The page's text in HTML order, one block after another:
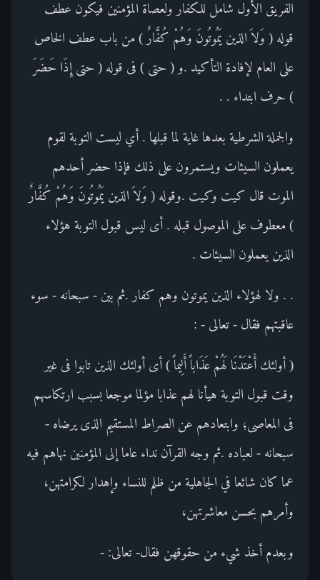
الفريق الأول شامل للكفار ولعصاة المؤمنين فيكون عطف
قوله ( وَلاَ الذين يَمُوتُونَ وَهُمْ كُفَّارٌ ) من باب عطف الخاص
على العام لإفادة التأكيد .و ( حتى ) فى قوله ( حتى إِذَا حَضَرَ
) حرف ابتداء . .
والجملة الشرطية بعدها غاية لما قبلها . أي ليست التوبة لقوم
يعملون السيئات ويستمرون على ذلك فإذا حضر أحدهم
الموت قال كيت وكيت .وقوله ( وَلاَ الذين يَمُوتُونَ وَهُمْ كُفَّارٌ
) معطوف على الموصول قبله . أى ليس قبول التوبة هؤلاء
الذين يعملون السيئات .
. . ولا لهؤلاء الذين يموتون وهم كفار .ثم بين - سبحانه - سوء
عاقبتهم فقال - تعالى - :
( أولئك أَعْتَدْنَا لَهُمْ عَذَاباً أَلِيماً ) أى أولئك الذين تابوا فى غير
وقت قبول التوبة هيأنا لهم عذابا مؤلما موجعا بسبب ارتكاسهم
فى المعاصى؛ وابتعادهم عن الصراط المستقيم الذى يرضاه -
سبحانه - لعباده .ثم وجه القرآن نداء عاما إلى المؤمنين نهاهم فيه
عما كان شائعا في الجاهلية من ظلم للنساء وإهدار لكرامتهن،
وأمرهم بحسن معاشرتهن،
وبعدم أخذ شيء من حقوقهن فقال- تعالى: -